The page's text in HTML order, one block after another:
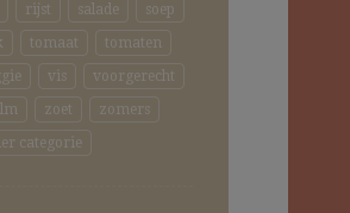
rijst salade
soep
tomaat
tomaten
vis
voorgerecht
zoet
zomers
categorie